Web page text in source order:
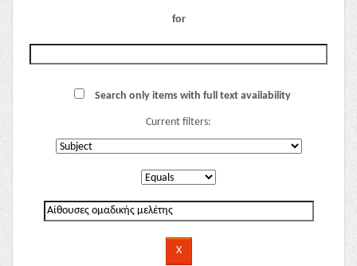
for
Search only items with full text availability
Current filters: